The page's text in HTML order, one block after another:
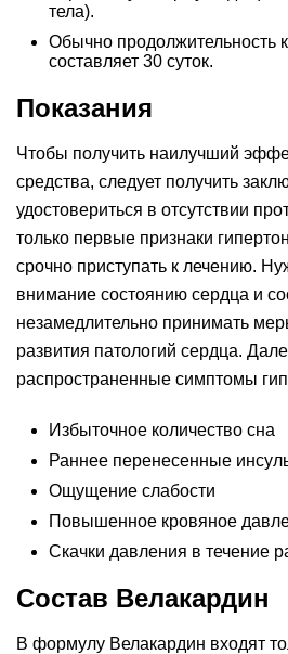
тела).
Обычно продолжительность
составляет 30 суток.
Показания
Чтобы получить наилучший
средства, следует получить
удостовериться в отсутствии
только первые признаки
срочно приступать к лечению.
внимание состоянию сердца и
незамедлительно принимать
развития патологий сердца.
распространенные симптомы
Избыточное количество сна
Раннее перенесенные
Ощущение слабости
Повышенное кровяное
Скачки давления в течение
Состав Велакардин
В формулу Велакардин входят